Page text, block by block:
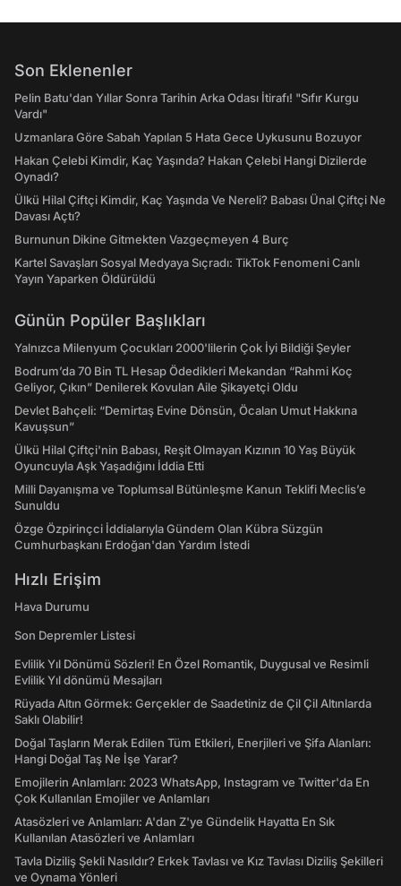
Son Eklenenler
Pelin Batu'dan Yıllar Sonra Tarihin Arka Odası İtirafı! "Sıfır Kurgu
Vardı"
Uzmanlara Göre Sabah Yapılan 5 Hata Gece Uykusunu Bozuyor
Hakan Çelebi Kimdir, Kaç Yaşında? Hakan Çelebi Hangi Dizilerde
Oynadı?
Ülkü Hilal Çiftçi Kimdir, Kaç Yaşında Ve Nereli? Babası Ünal Çiftçi Ne
Davası Açtı?
Burnunun Dikine Gitmekten Vazgeçmeyen 4 Burç
Kartel Savaşları Sosyal Medyaya Sıçradı: TikTok Fenomeni Canlı
Yayın Yaparken Öldürüldü
Günün Popüler Başlıkları
Yalnızca Milenyum Çocukları 2000'lilerin Çok İyi Bildiği Şeyler
Bodrum’da 70 Bin TL Hesap Ödedikleri Mekandan “Rahmi Koç
Geliyor, Çıkın” Denilerek Kovulan Aile Şikayetçi Oldu
Devlet Bahçeli: “Demirtaş Evine Dönsün, Öcalan Umut Hakkına
Kavuşsun”
Ülkü Hilal Çiftçi'nin Babası, Reşit Olmayan Kızının 10 Yaş Büyük
Oyuncuyla Aşk Yaşadığını İddia Etti
Milli Dayanışma ve Toplumsal Bütünleşme Kanun Teklifi Meclis’e
Sunuldu
Özge Özpirinçci İddialarıyla Gündem Olan Kübra Süzgün
Cumhurbaşkanı Erdoğan'dan Yardım İstedi
Hızlı Erişim
Hava Durumu
Son Depremler Listesi
Evlilik Yıl Dönümü Sözleri! En Özel Romantik, Duygusal ve Resimli
Evlilik Yıl dönümü Mesajları
Rüyada Altın Görmek: Gerçekler de Saadetiniz de Çil Çil Altınlarda
Saklı Olabilir!
Doğal Taşların Merak Edilen Tüm Etkileri, Enerjileri ve Şifa Alanları:
Hangi Doğal Taş Ne İşe Yarar?
Emojilerin Anlamları: 2023 WhatsApp, Instagram ve Twitter'da En
Çok Kullanılan Emojiler ve Anlamları
Atasözleri ve Anlamları: A'dan Z'ye Gündelik Hayatta En Sık
Kullanılan Atasözleri ve Anlamları
Tavla Diziliş Şekli Nasıldır? Erkek Tavlası ve Kız Tavlası Diziliş Şekilleri
ve Oynama Yönleri